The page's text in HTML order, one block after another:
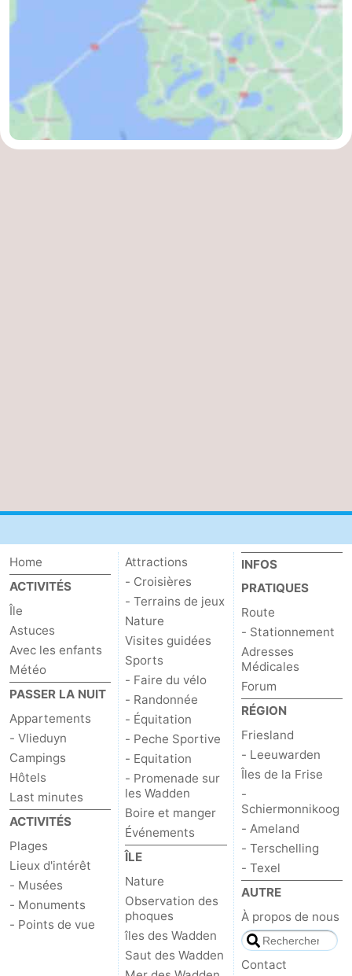
Home
ACTIVITÉS
Île
Astuces
Avec les enfants
Météo
PASSER LA NUIT
Appartements
- Vlieduyn
Campings
Hôtels
Last minutes
ACTIVITÉS
Plages
Lieux d'intérêt
- Musées
- Monuments
- Points de vue
Attractions
- Croisières
- Terrains de jeux
Nature
Visites guidées
Sports
- Faire du vélo
- Randonnée
- Équitation
- Peche Sportive
- Equitation
- Promenade sur
les Wadden
Boire et manger
Événements
ÎLE
Nature
Observation des
phoques
îles des Wadden
Saut des Wadden
INFOS
PRATIQUES
Route
- Stationnement
Adresses
Médicales
Forum
RÉGION
Friesland
- Leeuwarden
Îles de la Frise
-
Schiermonnikoog
- Ameland
- Terschelling
- Texel
AUTRE
À propos de nous
Contact